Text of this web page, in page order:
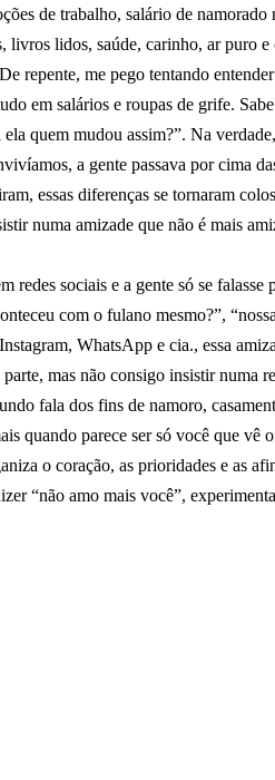
de trabalho, salário de namorado
livros lidos, saúde, carinho, ar puro
repente, me pego tentando
em salários e roupas de grife.
quem mudou assim?”. Na
a gente passava por cima
essas diferenças se tornaram
numa amizade que não é mais
redes sociais e a gente só se falasse
com o fulano mesmo?”,
WhatsApp e cia., essa
mas não consigo insistir numa
fala dos fins de namoro,
quando parece ser só você que vê
o coração, as prioridades e as
“não amo mais você”,